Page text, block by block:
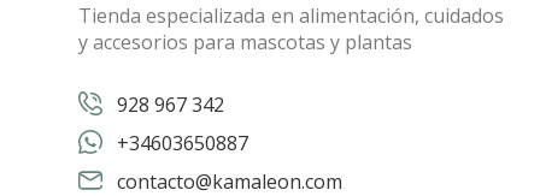
Tienda especializada en alimentación, cuidados
y accesorios para mascotas y plantas
928 967 342
+34603650887
contacto@kamaleon.com